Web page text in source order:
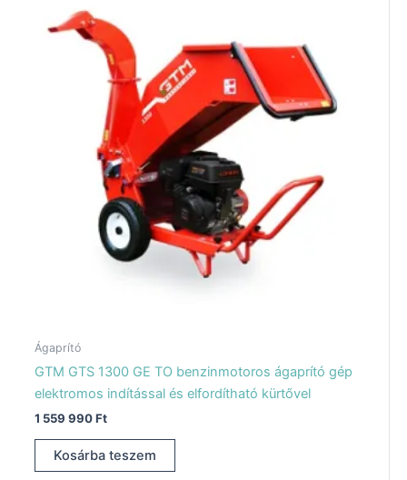
Ágaprító
GTM GTS 1300 GE TO benzinmotoros ágaprító gép
elektromos indítással és elfordítható kürtővel
1 559 990Ft
Kosárba teszem